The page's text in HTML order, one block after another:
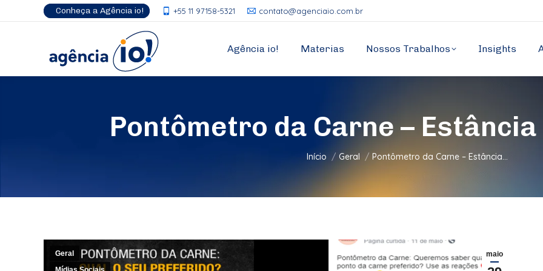
Conheça a Agência io! +55 11 97158-5321 contato@agenciaio.com.br
Agência io! Materias Nossos Trabalhos Insights
Pontômetro da Carne –
Você está aqui:
Início Geral Pontômetro da Carne – Estância…
maio
Geral